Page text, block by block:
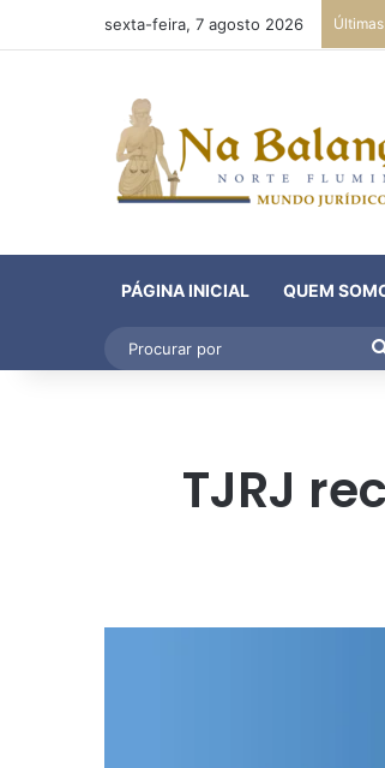
sexta-feira, 7 agosto 2026
PÁGINA INICIAL QUEM
TJRJ